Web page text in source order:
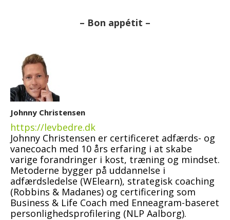
– Bon appétit –
Johnny Christensen
https://levbedre.dk
Johnny Christensen er certificeret adfærds- og
vanecoach med 10 års erfaring i at skabe
varige forandringer i kost, træning og mindset.
Metoderne bygger på uddannelse i
adfærdsledelse (WElearn), strategisk coaching
(Robbins & Madanes) og certificering som
Business & Life Coach med Enneagram-baseret
personlighedsprofilering (NLP Aalborg).